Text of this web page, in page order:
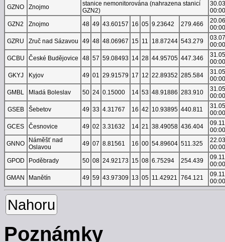
GZNO Znojmo
stanice nemonitorována (nahrazena stanicí
GZN2)
00:00
GZN2
Znojmo 48 49 43.60157 16 05 9.23642 279.466
00:00
GZRU
Zruč nad Sázavou 49 48 48.06967 15 11 18.87244 543.279
00:00
GCBU
České Budějovice 48 57 59.08493 14 28 44.95705 447.346
00:00
GKYJ
Kyjov 49 01 29.91579 17 12 22.89352 285.584
00:00
GMBL
Mladá Boleslav 50 24 0.15000 14 53 48.91886 283.910
00:00
GSEB
Šebetov 49 33 4.31767 16 42 10.93895 440.811
00:00
GCES
Česnovice 49 02 3.31632 14 21 38.49058 436.404
00:00
GNNO
Náměšť nad
Oslavou
49 07 8.81561 16 00 54.89604 511.325
00:00
GPOD
Poděbrady 50 08 24.92173 15 08 6.75294 254.439
00:00
GMAN
Manětín 49 59 43.97309 13 05 11.42921 764.121
00:00
Nahoru
Poznámky